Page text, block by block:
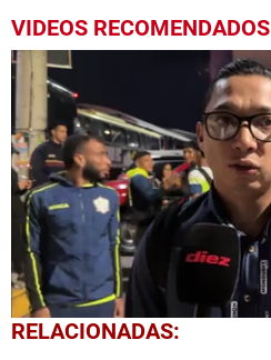
VIDEOS RECOMENDADOS
0
seconds
RELACIONADAS: